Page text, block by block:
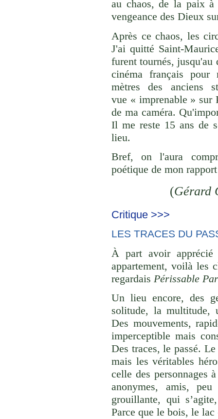
au chaos, de la paix
vengeance des Dieux
Après ce chaos, les
J'ai quitté Saint-
furent tournés, jusqu'au
cinéma français pour
mètres des anciens
vue « imprenable » sur
de ma caméra.
Il me reste 15 ans de
lieu.
Bref, on l'aura
poétique de mon
(Gérard
Critique >>>
LES TRACES DU
À part avoir
appartement, voilà les
regardais Périssable
Un lieu encore, des
solitude, la multitude,
Des mouvements,
imperceptible mais
Des traces, le passé.
mais les véritables
celle des personnages
anonymes, amis,
grouillante, qui
Parce que le bois, le